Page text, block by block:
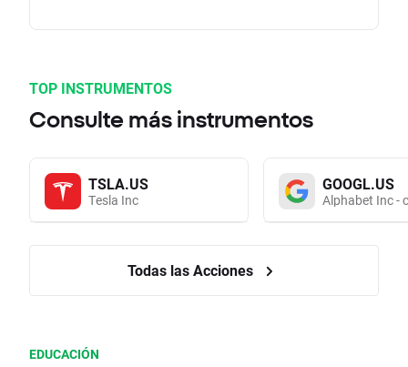
TOP INSTRUMENTOS
Consulte más instrumentos
TSLA.US
Tesla Inc
GOOGL.US
Alphabet Inc -
Todas las Acciones
EDUCACIÓN